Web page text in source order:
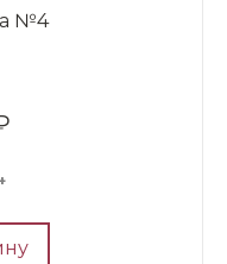
№4
+